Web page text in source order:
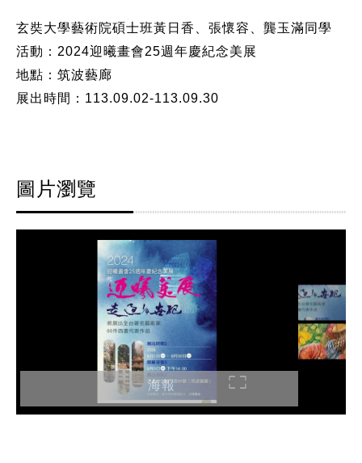
玄奘大學藝術院碩士班黃日香、張懷容、龔玉滿同學
活動：2024迎曦畫會25週年慶紀念美展
地點：筑波藝廊
展出時間：113.09.02-113.09.30
圖片瀏覽
海報